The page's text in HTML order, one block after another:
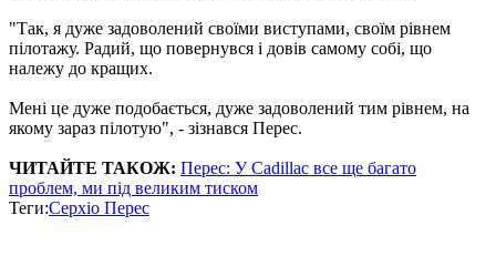
"Так, я дуже задоволений своїми виступами, своїм рівнем
пілотажу. Радий, що повернувся і довів самому собі, що
належу до кращих.
Мені це дуже подобається, дуже задоволений тим рівнем, на
якому зараз пілотую", - зізнався Перес.
ЧИТАЙТЕ ТАКОЖ: Перес: У Cadillac все ще багато
проблем, ми під великим тиском
Теги:Серхіо Перес